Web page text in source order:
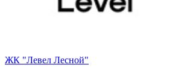
ЖК "Левел Лесной"